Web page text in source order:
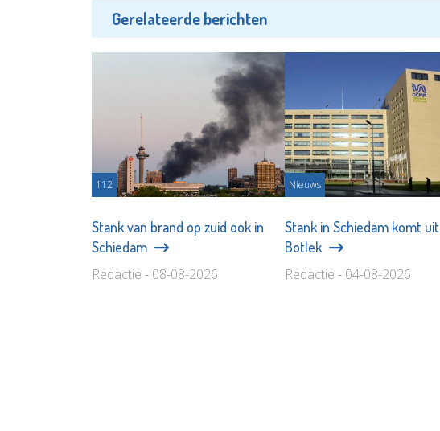
Gerelateerde berichten
112
Stank van brand op zuid ook in
Schiedam
Redactie - 08-08-2026
Nieuws
Stank in Schiedam komt uit
Botlek
Redactie - 04-08-2026